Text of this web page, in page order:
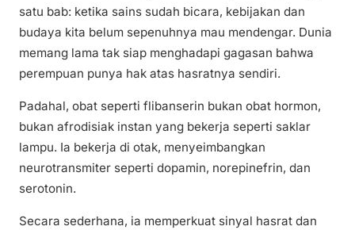
satu bab: ketika sains sudah bicara, kebijakan dan
budaya kita belum sepenuhnya mau mendengar. Dunia
memang lama tak siap menghadapi gagasan bahwa
perempuan punya hak atas hasratnya sendiri.
Padahal, obat seperti flibanserin bukan obat hormon,
bukan afrodisiak instan yang bekerja seperti saklar
lampu. Ia bekerja di otak, menyeimbangkan
neurotransmiter seperti dopamin, norepinefrin, dan
serotonin.
Secara sederhana, ia memperkuat sinyal hasrat dan